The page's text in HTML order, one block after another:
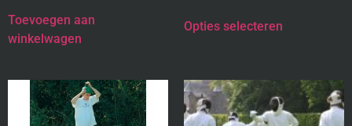
Toevoegen aan
winkelwagen
Opties selecteren